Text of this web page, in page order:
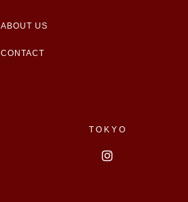
ABOUT US
CONTACT
TOKYO